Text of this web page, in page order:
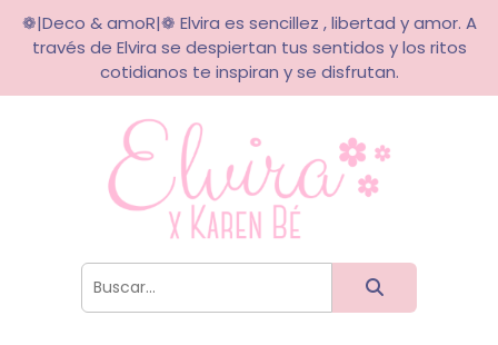
❁|Deco & amoR|❁ Elvira es sencillez , libertad y amor. A
través de Elvira se despiertan tus sentidos y los ritos
cotidianos te inspiran y se disfrutan.